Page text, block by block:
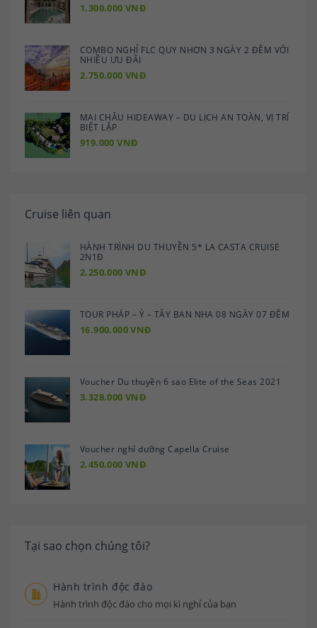
1.300.000 VNĐ
COMBO NGHỈ FLC QUY NHƠN 3 NGÀY 2 ĐÊM VỚI
NHIỀU ƯU ĐÃI
2.750.000 VNĐ
MAI CHÂU HIDEAWAY – DU LỊCH AN TOÀN, VỊ TRÍ
BIỆT LẬP
919.000 VNĐ
Cruise liên quan
HÀNH TRÌNH DU THUYỀN 5* LA CASTA CRUISE
2N1Đ
2.250.000 VNĐ
TOUR PHÁP – Ý – TÂY BAN NHA 08 NGÀY 07 ĐÊM
16.900.000 VNĐ
Voucher Du thuyền 6 sao Elite of the Seas 2021
3.328.000 VNĐ
Voucher nghỉ dưỡng Capella Cruise
2.450.000 VNĐ
Tại sao chọn chúng tôi?
Hành trình độc đáo
Hành trình độc đáo cho mọi kì nghỉ của bạn